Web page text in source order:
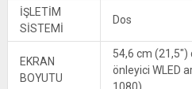
İŞLETİM
SİSTEMİ
Dos
EKRAN
BOYUTU
54,6 cm (21,5″)
önleyici WLED
1080)